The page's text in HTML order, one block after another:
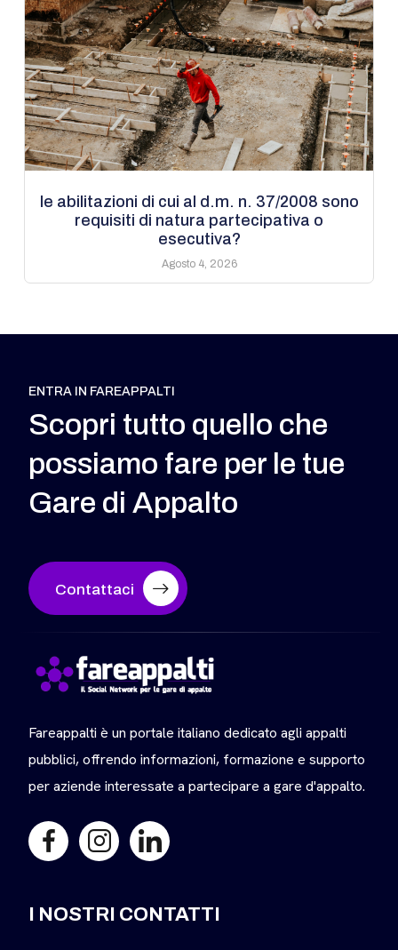
le abilitazioni di cui al d.m. n. 37/2008 sono
requisiti di natura partecipativa o
esecutiva?
Agosto 4, 2026
ENTRA IN FAREAPPALTI
Scopri tutto quello che
possiamo fare per le tue
Gare di Appalto
Contattaci
Fareappalti è un portale italiano dedicato agli appalti
pubblici, offrendo informazioni, formazione e supporto
per aziende interessate a partecipare a gare d'appalto.
I NOSTRI CONTATTI